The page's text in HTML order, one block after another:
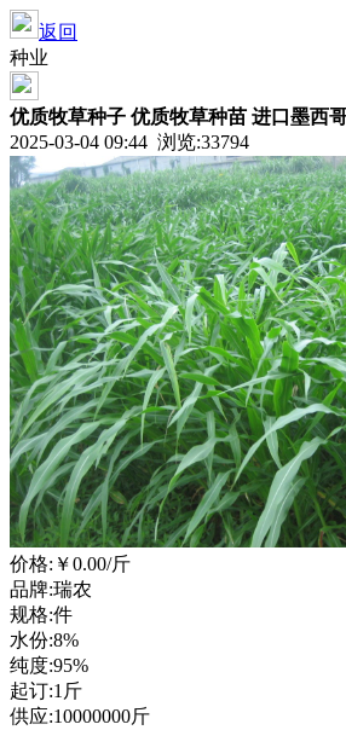
返回
种业
优质牧草种子 优质牧草种苗 进口墨西
2025-03-04 09:44 浏览:33794
价格: ￥0.00/斤
品牌:瑞农
规格:件
水份:8%
纯度:95%
起订:1斤
供应:10000000斤